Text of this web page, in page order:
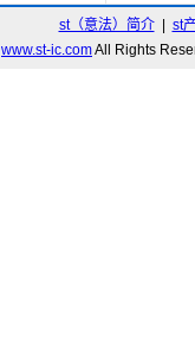
st（意法）简介| st
www.st-ic.comAll Rights